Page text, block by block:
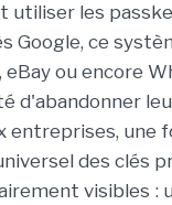
utiliser les
Google, ce
ou encore
d'abandonner
entreprises, une
des clés
visibles :